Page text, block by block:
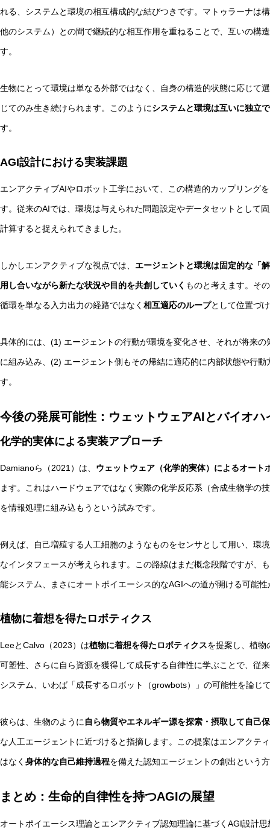
れる、システムと環境の相互構成的な結びつきです。マトゥラーナは
他のシステム）との間で継続的な相互作用を重ねることで、互いの構
す。
生物にとって環境は単なる外部ではなく、自身の構造的状態に応じて
じてのみ生き続けられます。このようにシステムと環境は互いに独立
す。
AGI設計における実装課題
エンアクティブAIやロボット工学において、この構造的カップリング
す。従来のAIでは、環境は与えられた問題設定やデータセットとして
計算すると捉えられてきました。
しかしエンアクティブな視点では、 エージェントと環境は固定的な「
用し合いながら新たな状況や目的を共創していく ものと考えます。そ
循環を単なる入力出力の経路ではなく 相互適応のループとして位置づ
具体的には、(1) エージェントの行動が環境を変化させ、それが将来
に組み込み、(2) エージェント側もその帰結に適応的に内部状態や行動
す。
今後の発展可能性：ウェットウェアAIとバイオハ
化学的実体による実装アプローチ
Damianoら（2021）は、 ウェットウェア（化学的実体）によるオート
ます。これはハードウェアではなく実際の化学反応系（合成生物学の
を情報処理に組み込もうという試みです。
例えば、自己増殖する人工細胞のようなものをセンサとして用い、環
なインタフェースが考えられます。この路線はまだ概念段階ですが、
能システム、まさにオートポイエーシス的なAGIへの道が開ける可能
植物に着想を得たロボティクス
LeeとCalvo（2023）は植物に着想を得たロボティクスを提案し、植物
可塑性、さらに自ら資源を獲得して成長する自律性に学ぶことで、従
システム、いわば「成長するロボット（growbots）」の可能性を論じ
彼らは、生物のように 自ら物質やエネルギー源を探索・摂取して自己
な人工エージェントに近づけると指摘します。この提案はエンアクテ
はなく 身体的な自己維持過程を備えた認知エージェントの創出という
まとめ：生命的自律性を持つAGIの展望
オートポイエーシス理論とエンアクティブ認知理論に基づくAGI設計